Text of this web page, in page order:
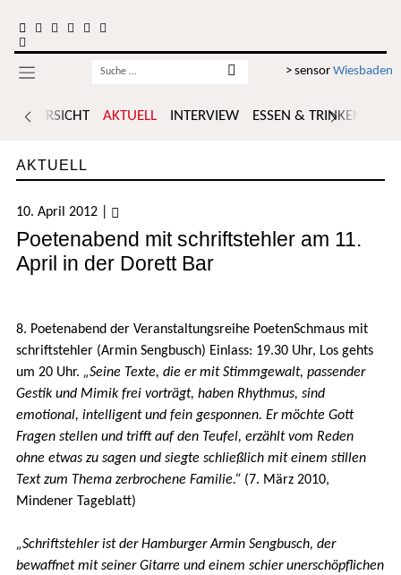
Username > sensor Wiesbaden
ÜBERSICHT AKTUELL INTERVIEW ESSEN & TRINKEN
AKTUELL
10. April 2012
Poetenabend mit schriftstehler am 11.
April in der Dorett Bar
8. Poetenabend der Veranstaltungsreihe PoetenSchmaus mit
schriftstehler (Armin Sengbusch) Einlass: 19.30 Uhr, Los gehts
um 20 Uhr. „Seine Texte, die er mit Stimmgewalt, passender
Gestik und Mimik frei vorträgt, haben Rhythmus, sind
emotional, intelligent und fein gesponnen. Er möchte Gott
Fragen stellen und trifft auf den Teufel, erzählt vom Reden
ohne etwas zu sagen und siegte schließlich mit einem stillen
Text zum Thema zerbrochene Familie.“ (7. März 2010,
Mindener Tageblatt)
„Schriftstehler ist der Hamburger Armin Sengbusch, der
bewaffnet mit seiner Gitarre und einem schier unerschöpflichen